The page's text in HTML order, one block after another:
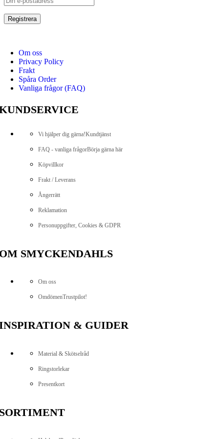
Om oss
Privacy Policy
Frakt
Spåra Order
Vanliga frågor (FAQ)
Vi hjälper dig gärna!Kundtjänst
FAQ - vanliga frågorBörja gärna här
Köpvillkor
Frakt / Leverans
Ångerrätt
Reklamation
Personuppgifter, Cookies & GDPR
SMYCKENDAHLS
Om oss
OmdömenTrustpilot!
& GUIDER
Material & Skötselråd
Ringstorlekar
Presentkort